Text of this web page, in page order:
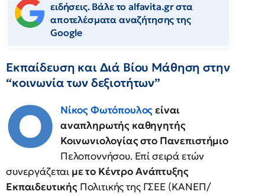
ειδήσεις. Βάλε το alfavita.gr στα
αποτελέσματα αναζήτησης της
Google
Εκπαίδευση και Διά Βίου Μάθηση στην
“κοινωνία των δεξιοτήτων”
Ο Νίκος Φωτόπουλοςείναι
αναπληρωτής καθηγητής
Κοινωνιολογίας στο Πανεπιστήμιο
Πελοποννήσου. Επί σειρά ετών
συνεργάζεται με το Κέντρο Ανάπτυξης
ΕκπαιδευτικήςΠολιτικής της ΓΣΕΕ (ΚΑΝΕΠ/